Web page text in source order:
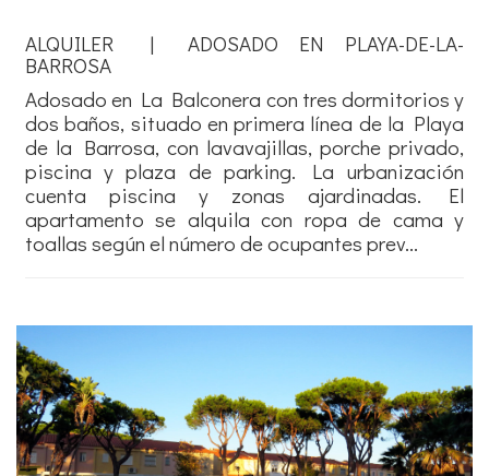
ALQUILER | ADOSADO EN PLAYA-DE-LA-
BARROSA
Adosado en La Balconera con tres dormitorios y
dos baños, situado en primera línea de la Playa
de la Barrosa, con lavavajillas, porche privado,
piscina y plaza de parking. La urbanización
cuenta piscina y zonas ajardinadas. El
apartamento se alquila con ropa de cama y
toallas según el número de ocupantes prev...